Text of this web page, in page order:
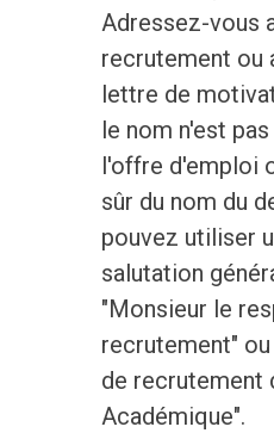
Adressez-vous
recrutement ou
lettre de
le nom n'est
l'offre d'emploi
sûr du nom du
pouvez utiliser
salutation
"Monsieur le
recrutement"
de recrutement
Académique".